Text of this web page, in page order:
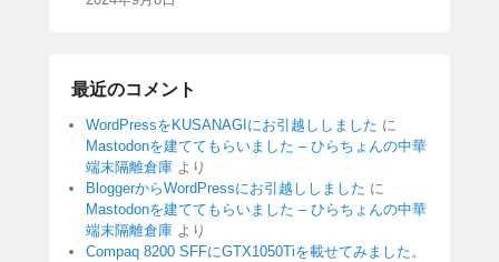
最近のコメント
WordPressをKUSANAGIにお引越ししました に
Mastodonを建ててもらいました – ひらちょんの中華
端末隔離倉庫 より
BloggerからWordPressにお引越ししました に
Mastodonを建ててもらいました – ひらちょんの中華
端末隔離倉庫 より
Compaq 8200 SFFにGTX1050Tiを載せてみました。